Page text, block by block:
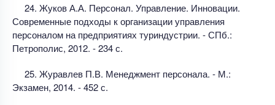
24. Жуков А.А. Персонал. Управление. Инновации.
Современные подходы к организации управления
персоналом на предприятиях туриндустрии. - СПб.:
Петрополис, 2012. - 234 с.
25. Журавлев П.В. Менеджмент персонала. - М.:
Экзамен, 2014. - 452 с.